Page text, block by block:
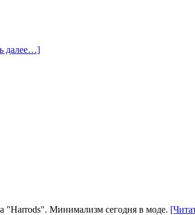
далее…]
"Harrods". Минимализм сегодня в моде.